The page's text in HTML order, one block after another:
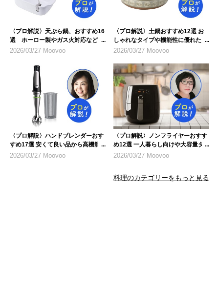
〈プロ解説〉天ぷら鍋、おすすめ16
選 ホーロー製やガス火対応など仕
様に注目
2026/03/27 Moovoo
〈プロ解説〉土鍋おすすめ12選 お
しゃれなタイプや機能性に優れたも
のを紹介
2026/03/27 Moovoo
〈プロ解説〉ハンドブレンダーおす
すめ17選 安くて良い品から高機能
モデルまで
2026/03/27 Moovoo
〈プロ解説〉ノンフライヤーおすす
め12選 一人暮らし向けや大容量タ
イプも
2026/03/27 Moovoo
料理のカテゴリーをもっと見る